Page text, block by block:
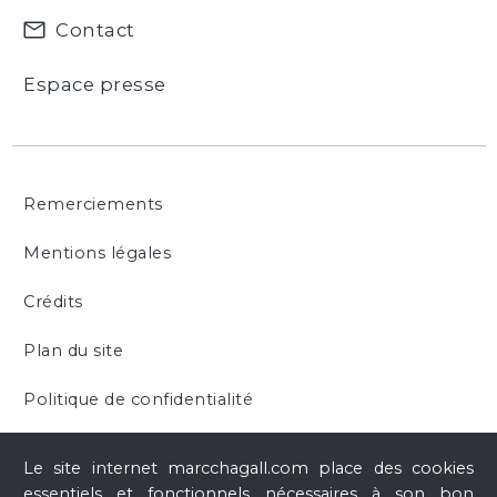
Le site internet marcchagall.com place des cookies
Chagall : Sculptures
Marc Chagall, 27 mai 2017 - 28 août 2017), Paris, RMN-
127, p. 26, 33, 136
Chagall. Le passeur de lumière(cat. exp., Metz, Centre
Metz, Centre Pompidou-Metz, 2020, ill. p. 38, p. 207
Contact
Espace presse
Remerciements
Mentions légales
Crédits
Plan du site
Politique de confidentialité